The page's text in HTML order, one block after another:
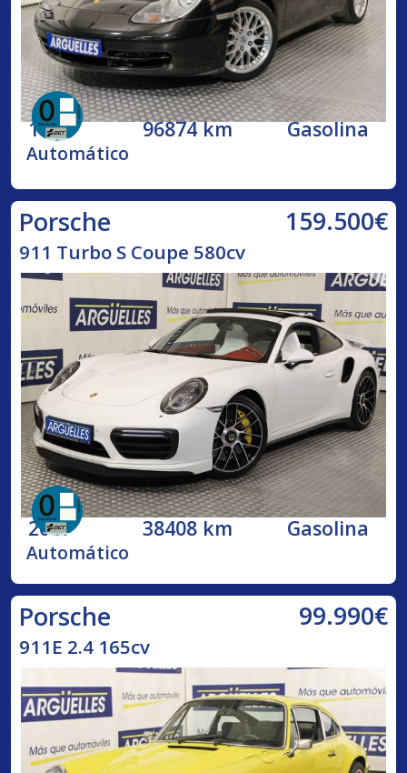
1999 96874 km Gasolina
Automático
Porsche 159.500€
911 Turbo S Coupe 580cv
2017 38408 km Gasolina
Automático
Porsche 99.990€
911E 2.4 165cv